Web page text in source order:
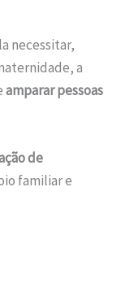
necessitar,
a
amparar pessoas
de
familiar e